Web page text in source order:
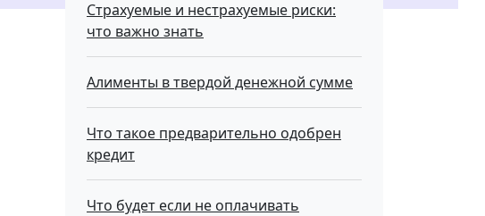
Страхуемые и нестрахуемые риски:
что важно знать
Алименты в твердой денежной сумме
Что такое предварительно одобрен
кредит
Что будет если не оплачивать